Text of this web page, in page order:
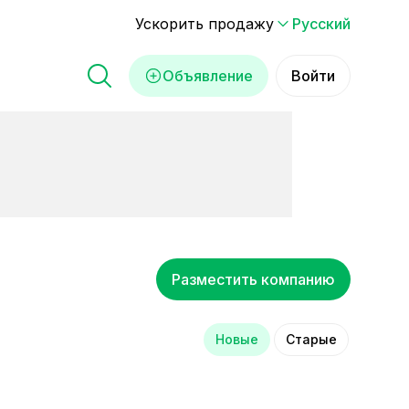
Ускорить продажу Русский
Объявление Войти
Разместить компанию
Новые Старые